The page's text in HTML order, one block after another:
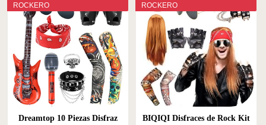
ROCKERO
Dreamtop 10 Piezas Disfraz
ROCKERO
BIQIQI Disfraces de Rock Kit